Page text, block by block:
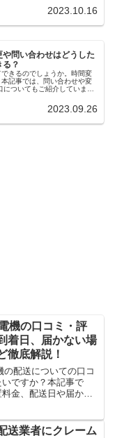
してください。2023.10.16
問い合わせはどうした
る？
きるのでしょうか。時間変
記事では、問い合わせや変
ついてもご紹介していま
2023.09.26
機の口コミ・評
着日、届かない場
徹底解説！
の配送についての口コ
いですか？本記事で
金、配送日や届かな
送業者にクレーム